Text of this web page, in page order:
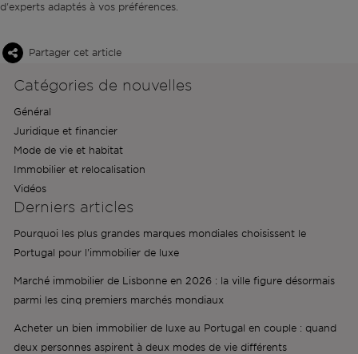
d'experts adaptés à vos préférences.
Partager cet article
Catégories de nouvelles
Général
Juridique et financier
Mode de vie et habitat
Immobilier et relocalisation
Vidéos
Derniers articles
Pourquoi les plus grandes marques mondiales choisissent le
Portugal pour l'immobilier de luxe
Marché immobilier de Lisbonne en 2026 : la ville figure désormais
parmi les cinq premiers marchés mondiaux
Acheter un bien immobilier de luxe au Portugal en couple : quand
deux personnes aspirent à deux modes de vie différents